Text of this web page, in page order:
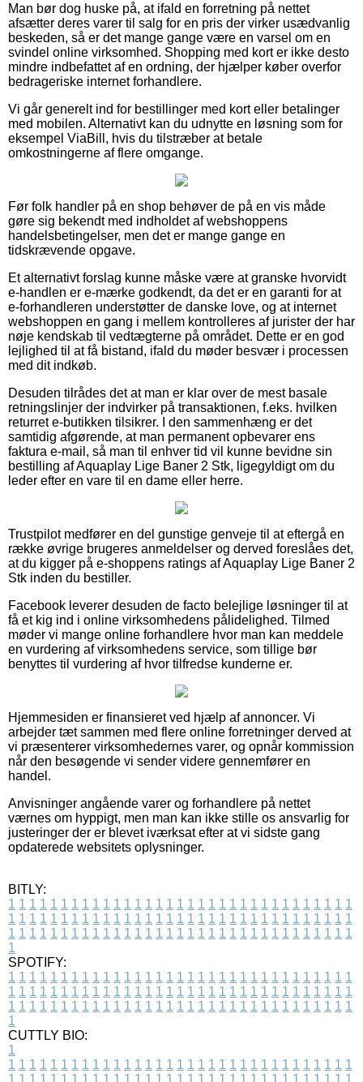
Man bør dog huske på, at ifald en forretning på nettet
afsætter deres varer til salg for en pris der virker usædvanlig
beskeden, så er det mange gange være en varsel om en
svindel online virksomhed. Shopping med kort er ikke desto
mindre indbefattet af en ordning, der hjælper køber overfor
bedrageriske internet forhandlere.
Vi går generelt ind for bestillinger med kort eller betalinger
med mobilen. Alternativt kan du udnytte en løsning som for
eksempel ViaBill, hvis du tilstræber at betale
omkostningerne af flere omgange.
Før folk handler på en shop behøver de på en vis måde
gøre sig bekendt med indholdet af webshoppens
handelsbetingelser, men det er mange gange en
tidskrævende opgave.
Et alternativt forslag kunne måske være at granske hvorvidt
e-handlen er e-mærke godkendt, da det er en garanti for at
e-forhandleren understøtter de danske love, og at internet
webshoppen en gang i mellem kontrolleres af jurister der har
nøje kendskab til vedtægterne på området. Dette er en god
lejlighed til at få bistand, ifald du møder besvær i processen
med dit indkøb.
Desuden tilrådes det at man er klar over de mest basale
retningslinjer der indvirker på transaktionen, f.eks. hvilken
returret e-butikken tilsikrer. I den sammenhæng er det
samtidig afgørende, at man permanent opbevarer ens
faktura e-mail, så man til enhver tid vil kunne bevidne sin
bestilling af Aquaplay Lige Baner 2 Stk, ligegyldigt om du
leder efter en vare til en dame eller herre.
Trustpilot medfører en del gunstige genveje til at eftergå en
række øvrige brugeres anmeldelser og derved foreslåes det,
at du kigger på e-shoppens ratings af Aquaplay Lige Baner 2
Stk inden du bestiller.
Facebook leverer desuden de facto belejlige løsninger til at
få et kig ind i online virksomhedens pålidelighed. Tilmed
møder vi mange online forhandlere hvor man kan meddele
en vurdering af virksomhedens service, som tillige bør
benyttes til vurdering af hvor tilfredse kunderne er.
Hjemmesiden er finansieret ved hjælp af annoncer. Vi
arbejder tæt sammen med flere online forretninger derved at
vi præsenterer virksomhedernes varer, og opnår kommission
når den besøgende vi sender videre gennemfører en
handel.
Anvisninger angående varer og forhandlere på nettet
værnes om hyppigt, men man kan ikke stille os ansvarlig for
justeringer der er blevet iværksat efter at vi sidste gang
opdaterede websitets oplysninger.
BITLY:
1 1 1 1 1 1 1 1 1 1 1 1 1 1 1 1 1 1 1 1 1 1 1 1 1 1 1 1 1 1 1 1 1
1 1 1 1 1 1 1 1 1 1 1 1 1 1 1 1 1 1 1 1 1 1 1 1 1 1 1 1 1 1 1 1 1
1 1 1 1 1 1 1 1 1 1 1 1 1 1 1 1 1 1 1 1 1 1 1 1 1 1 1 1 1 1 1 1 1
1
SPOTIFY:
1 1 1 1 1 1 1 1 1 1 1 1 1 1 1 1 1 1 1 1 1 1 1 1 1 1 1 1 1 1 1 1 1
1 1 1 1 1 1 1 1 1 1 1 1 1 1 1 1 1 1 1 1 1 1 1 1 1 1 1 1 1 1 1 1 1
1 1 1 1 1 1 1 1 1 1 1 1 1 1 1 1 1 1 1 1 1 1 1 1 1 1 1 1 1 1 1 1 1
1
CUTTLY BIO:
1
1 1 1 1 1 1 1 1 1 1 1 1 1 1 1 1 1 1 1 1 1 1 1 1 1 1 1 1 1 1 1 1 1
1 1 1 1 1 1 1 1 1 1 1 1 1 1 1 1 1 1 1 1 1 1 1 1 1 1 1 1 1 1 1 1 1